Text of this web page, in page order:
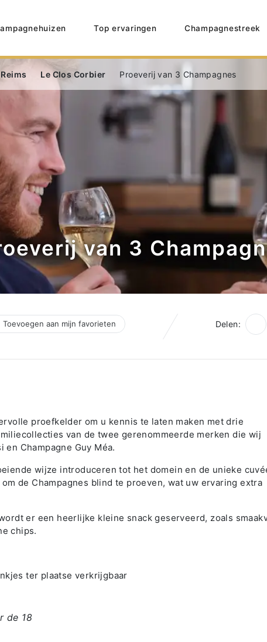
Top ervaringen Champagnestreek
Le Clos Corbier Proeverij van 3 Champagnes
van 3
Toevoegen aan mijn favorieten Delen:
proefkelder om u kennis te laten maken met drie
van de twee gerenommeerde merken die wij
Champagne Guy Méa.
wijze introduceren tot het domein en de unieke
de Champagnes blind te proeven, wat uw ervaring extra
er een heerlijke kleine snack geserveerd, zoals
chips.
ter plaatse verkrijgbaar
de 18